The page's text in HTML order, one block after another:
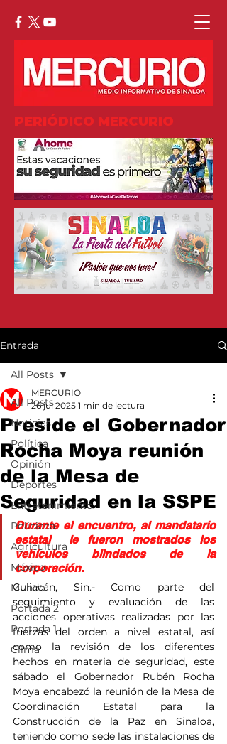
PERIÓDICO MERCURIO
Entrada
All Posts
Noticias
Política
Opinión
Deportes
Entretenimiento
Policiaca
Agricultura
México
Mundo
Portada 2
Portada 1
Clima
All Posts
Preside el Gobernador
Rocha Moya reunión
de la Mesa de
Seguridad en la SSPE
MERCURIO
26 jul 2025 1 min de lectura
Durante el encuentro, al mandatario
estatal  le fueron mostrados los
vehículos blindados de la
corporación.
Culiacán, Sin.- Como parte del
seguimiento y evaluación de las
acciones operativas realizadas por las
fuerzas del orden a nivel estatal, así
como la revisión de los diferentes
hechos en materia de seguridad, este
sábado el Gobernador Rubén Rocha
Moya encabezó la reunión de la Mesa de
Coordinación Estatal para la
Construcción de la Paz en Sinaloa,
teniendo como sede las instalaciones de